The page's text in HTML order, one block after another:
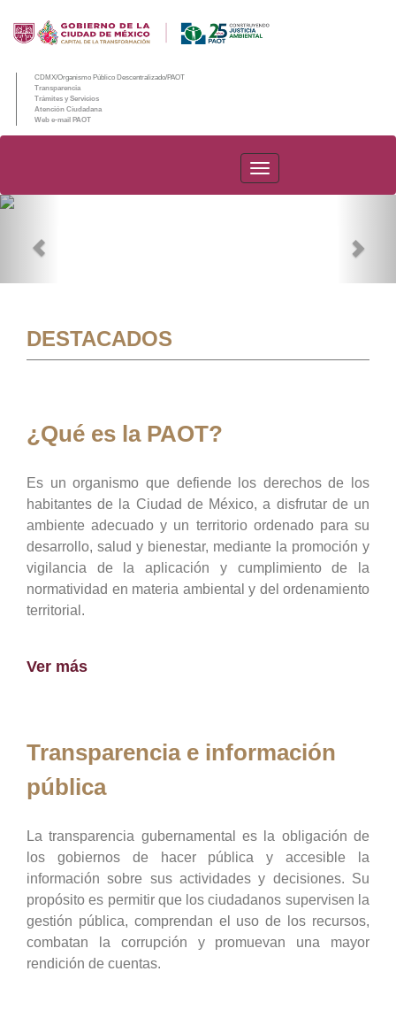
CDMX/Organismo Público Descentralizado/PAOT
Transparencia
Trámites y Servicios
Atención Ciudadana
Web e-mail PAOT
PAOT
DESTACADOS
¿Qué es la PAOT?
Es un organismo que defiende los derechos de los
habitantes de la Ciudad de México, a disfrutar de un
ambiente adecuado y un territorio ordenado para su
desarrollo, salud y bienestar, mediante la promoción y
vigilancia de la aplicación y cumplimiento de la
normatividad en materia ambiental y del ordenamiento
territorial.
Ver más
Transparencia e información
pública
La transparencia gubernamental es la obligación de
los gobiernos de hacer pública y accesible la
información sobre sus actividades y decisiones. Su
propósito es permitir que los ciudadanos supervisen la
gestión pública, comprendan el uso de los recursos,
combatan la corrupción y promuevan una mayor
rendición de cuentas.